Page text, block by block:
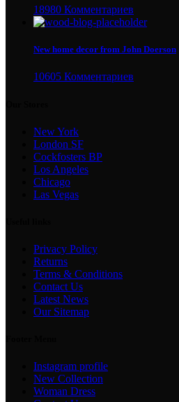
18980 Комментариев
New home decor from John Doerson
10605 Комментариев
New York
London SF
Cockfosters BP
Los Angeles
Chicago
Las Vegas
Privacy Policy
Returns
Terms & Conditions
Contact Us
Latest News
Our Sitemap
Instagram profile
New Collection
Woman Dress